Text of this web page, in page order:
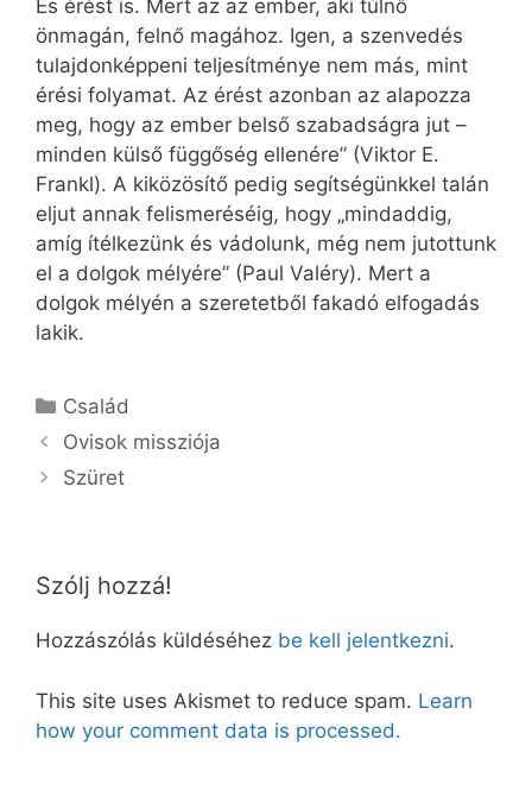
És érést is. Mert az az ember, aki túlnő
önmagán, felnő magához. Igen, a szenvedés
tulajdonképpeni teljesítménye nem más, mint
érési folyamat. Az érést azonban az alapozza
meg, hogy az ember belső szabadságra jut –
minden külső függőség ellenére” (Viktor E.
Frankl). A kiközösítő pedig segítségünkkel talán
eljut annak felismeréséig, hogy „mindaddig,
amíg ítélkezünk és vádolunk, még nem jutottunk
el a dolgok mélyére” (Paul Valéry). Mert a
dolgok mélyén a szeretetből fakadó elfogadás
lakik.
Kategória
Család
Ovisok missziója
Szüret
Szólj hozzá!
Hozzászólás küldéséhez be kell jelentkezni.
This site uses Akismet to reduce spam. Learn
how your comment data is processed.